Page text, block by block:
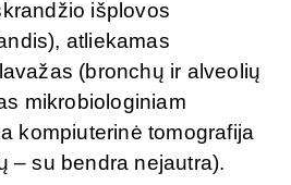
išplovos
atliekamas
(bronchų ir alveolių
mikrobiologiniam
kompiuterinė tomografija
– su bendra nejautra).